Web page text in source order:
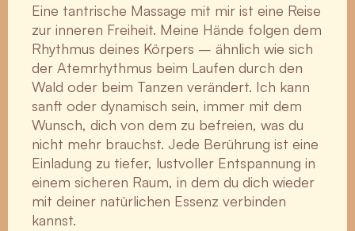
Eine tantrische Massage mit mir ist eine Reise
zur inneren Freiheit. Meine Hände folgen dem
Rhythmus deines Körpers – ähnlich wie sich
der Atemrhythmus beim Laufen durch den
Wald oder beim Tanzen verändert. Ich kann
sanft oder dynamisch sein, immer mit dem
Wunsch, dich von dem zu befreien, was du
nicht mehr brauchst. Jede Berührung ist eine
Einladung zu tiefer, lustvoller Entspannung in
einem sicheren Raum, in dem du dich wieder
mit deiner natürlichen Essenz verbinden
kannst.